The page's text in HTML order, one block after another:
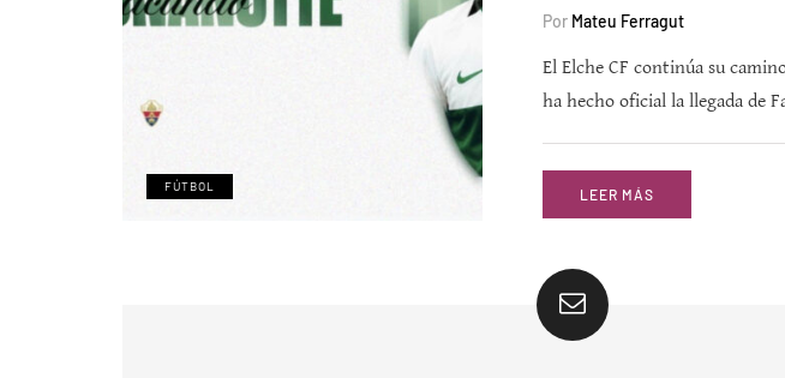
FÚTBOL
Por Mateu Ferragut
El Elche CF continúa su
ha hecho oficial la llegada de
LEER MÁS